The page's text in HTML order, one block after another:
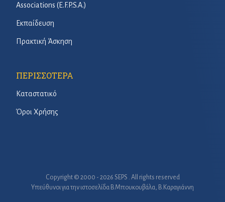
Associations (E.F.P.S.A.)
Εκπαίδευση
Πρακτική Άσκηση
ΠΕΡΙΣΣΟΤΕΡΑ
Καταστατικό
Όροι Χρήσης
Copyright © 2000 - 2026 SEPS . All rights reserved
Υπεύθυνοι για την ιστοσελίδα B.Μπουκουβάλα, Β.Καραγιάννη